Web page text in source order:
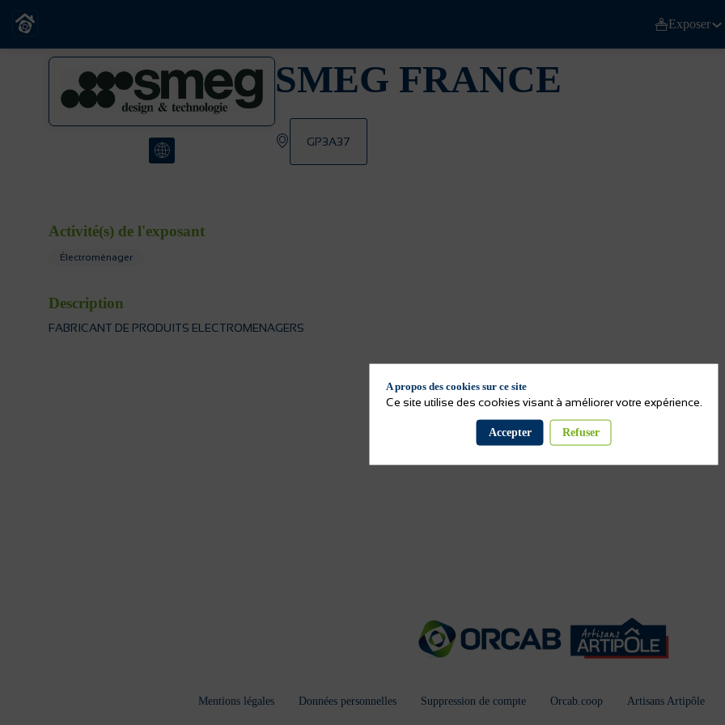
Exposer
SMEG FRANCE
GP3A37
Activité(s) de l'exposant
Électroménager
Description
FABRICANT DE PRODUITS ELECTROMENAGERS
Mentions légales Données personnelles Suppression de compte Orcab.coop Artisans Artipôle
A propos des cookies sur ce site
Ce site utilise des cookies visant à améliorer votre expérience.
Accepter Refuser